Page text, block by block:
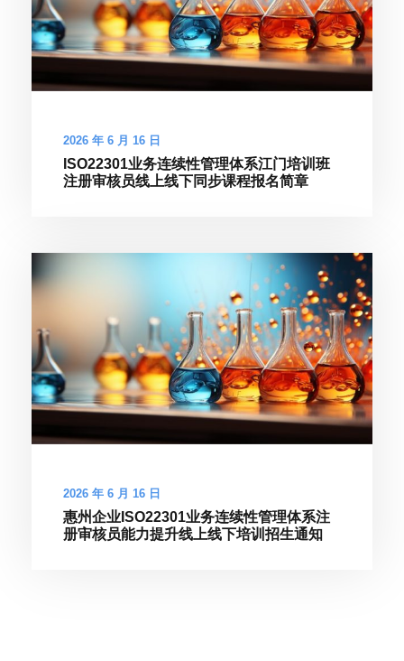
2026 年 6 月 16 日
ISO22301业务连续性管理体系江门培训班
注册审核员线上线下同步课程报名简章
2026 年 6 月 16 日
惠州企业ISO22301业务连续性管理体系注
册审核员能力提升线上线下培训招生通知